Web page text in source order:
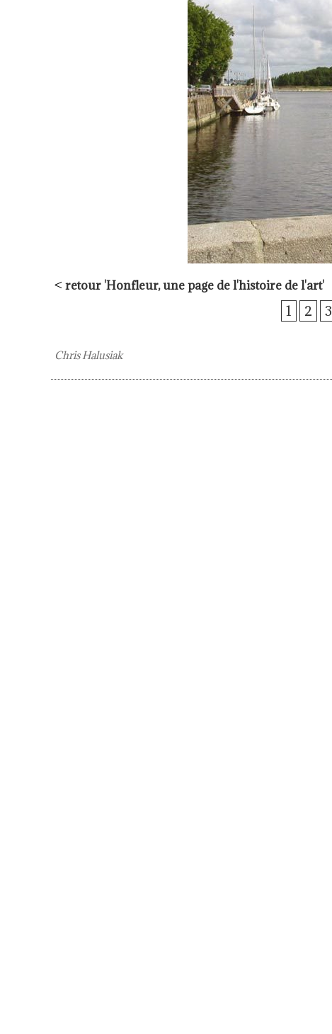
< retour 'Honfleur,une page de l'histoire de l'art'
1 2 3
Chris Halusiak